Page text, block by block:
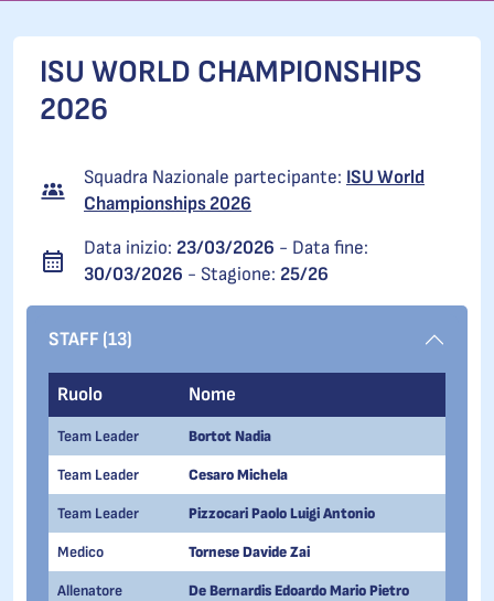
ISU WORLD CHAMPIONSHIPS
2026
Squadra Nazionale partecipante: ISU World
Championships 2026
Data inizio: 23/03/2026 - Data fine:
30/03/2026 - Stagione: 25/26
STAFF (13)
Ruolo Nome
Team Leader Bortot Nadia
Team Leader Cesaro Michela
Team Leader Pizzocari Paolo Luigi Antonio
Medico Tornese Davide Zai
Allenatore De Bernardis Edoardo Mario Pietro